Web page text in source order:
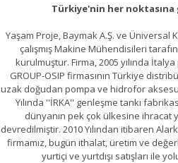
Türkiye'nin her
Yaşam Proje, Baymak A.Ş. ve Üniversal
çalışmış Makine Mühendisileri
kurulmuştur. Firma, 2005 yılında
GROUP-OSIP firmasının Türkiye
uzak doğudan pompa ve hidrofor
Yılında ''İRKA'' genleşme tankı
dünyanın pek çok ülkesine
devredilmiştir. 2010 Yılından itibaren
firmamız, bugün ithalat, üretim ve
yurtiçi ve yurtdışı satışları ile